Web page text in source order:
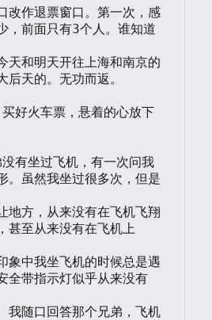
改作退票窗口。第一次，感
，前面只有3个人。谁知道
天和明天开往上海和南京的
后天的。无功而返。
。虽然我坐过很多次，但是
地方，从来没有在飞机飞翔
甚至从来没有在飞机上
象中我坐飞机的时候总是遇
全带指示灯似乎从来没有
口回答那个兄弟，飞机